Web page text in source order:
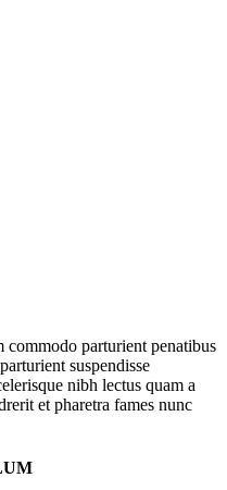
commodo parturient penatibus
suspendisse
nibh lectus quam a
et pharetra fames nunc